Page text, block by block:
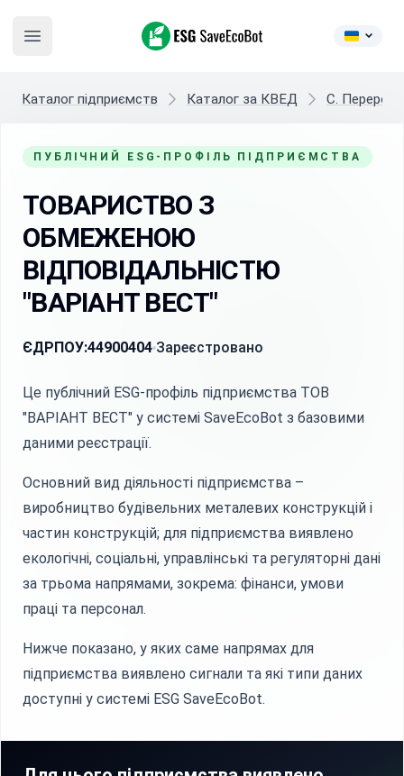
Open main menu
ESG SaveEcoBot
Каталог підприємств Каталог за КВЕД C.
ПУБЛІЧНИЙ ESG-ПРОФІЛЬ ПІДПРИЄМСТВА
ТОВАРИСТВО З
ОБМЕЖЕНОЮ
ВІДПОВІДАЛЬНІСТЮ
"ВАРІАНТ ВЕСТ"
ЄДРПОУ:44900404 Зареєстровано
Це публічний ESG-профіль підприємства ТОВ
"ВАРІАНТ ВЕСТ" у системі SaveEcoBot з базовими
даними реєстрації.
Основний вид діяльності підприємства –
виробництво будівельних металевих конструкцій і
частин конструкцій; для підприємства виявлено
екологічні, соціальні, управлінські та регуляторні дані
за трьома напрямами, зокрема: фінанси, умови
праці та персонал.
Нижче показано, у яких саме напрямах для
підприємства виявлено сигнали та які типи даних
доступні у системі ESG SaveEcoBot.